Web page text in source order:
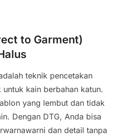
to Garment)
teknik pencetakan
kain berbahan katun.
yang lembut dan tidak
Dengan DTG, Anda bisa
dan detail tanpa